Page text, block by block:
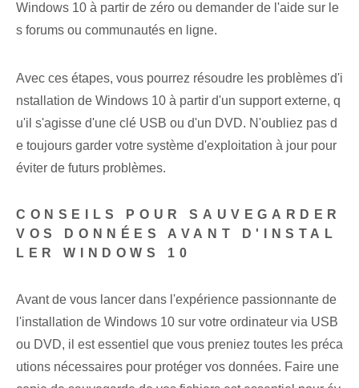
Windows 10 à partir de zéro ou demander de l'aide sur le
s forums ou communautés en ligne.
Avec ces étapes, vous pourrez résoudre les problèmes d'i
nstallation de Windows 10 à partir d'un support externe, q
u'il s'agisse d'une clé USB ou d'un DVD. N'oubliez pas d
e toujours garder votre système d'exploitation à jour pour
éviter de futurs problèmes.
CONSEILS POUR SAUVEGARDER
VOS DONNÉES AVANT D'INSTAL
LER WINDOWS 10
Avant de vous lancer dans l'expérience passionnante de
l'installation de Windows 10 sur votre ordinateur via USB
ou DVD, il est essentiel que vous preniez toutes les préca
utions nécessaires pour protéger vos données. Faire une